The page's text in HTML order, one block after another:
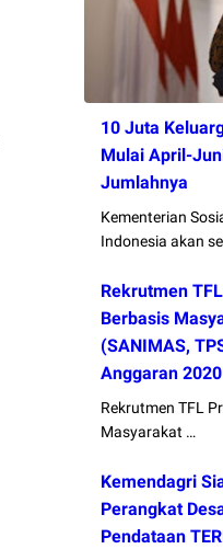
10 Juta
Mulai April-
Jumlahnya
Kementerian
Indonesia akan
Rekrutmen
Berbasis
(SANIMAS,
Anggaran 2020
Rekrutmen TFL
Masyarakat …
Kemendagri
Perangkat
Pendataan